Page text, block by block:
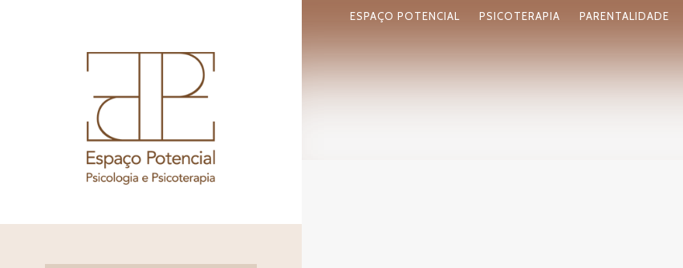
ESPAÇO POTENCIAL PSICOTERAPIA PARENTALIDADE